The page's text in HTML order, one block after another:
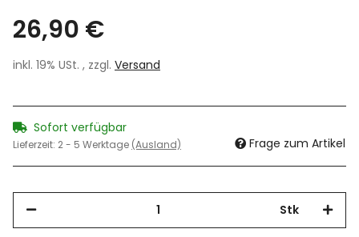
26,90 €
inkl. 19% USt. , zzgl. Versand
Sofort verfügbar
Lieferzeit: 2 - 5 Werktage (Ausland) Frage zum Artikel
Stk